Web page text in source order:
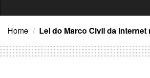
Home Lei do Marco Civil da Internet